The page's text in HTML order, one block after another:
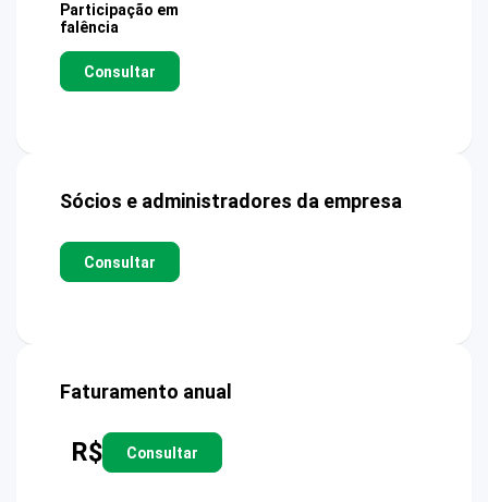
Participação em
falência
Consultar
Sócios e administradores da empresa
Consultar
Faturamento anual
R$ Consultar